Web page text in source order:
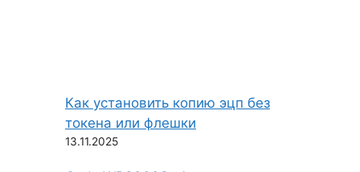
Как установить копию эцп без
токена или флешки
13.11.2025